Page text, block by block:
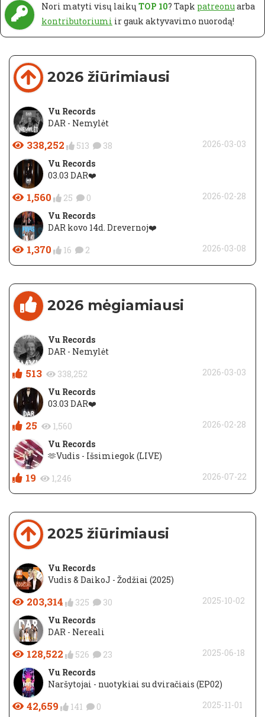
Nori matyti visų laikų TOP 10? Tapk patreonuarba
kontributoriumi ir gauk aktyvavimo nuorodą!
2026 žiūrimiausi
Vu Records
DAR - Nemylėt
338,252 513 38
2026-03-03
Vu Records
03.03 DAR❤️
1,560 25 0
2026-02-28
Vu Records
DAR kovo 14d. Drevernoj❤️
1,370 16 2 2026-03-08
2026 mėgiamiausi
Vu Records
DAR - Nemylėt
513 338,252
2026-03-03
Vu Records
03.03 DAR❤️
25 1,560
2026-02-28
Vu Records
🫶Vudis - Išsimiegok (LIVE)
19 1,246 2026-07-22
2025 žiūrimiausi
Vu Records
Vudis & DaikoJ - Žodžiai (2025)
203,314 325 30
2025-10-02
Vu Records
DAR - Nereali
128,522 526 23
2025-06-18
Vu Records
Naršytojai - nuotykiai su dviračiais (EP02)
42,659 141 0 2025-11-01